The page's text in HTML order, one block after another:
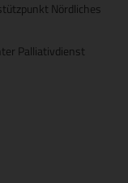
Nördliches
Palliativdienst